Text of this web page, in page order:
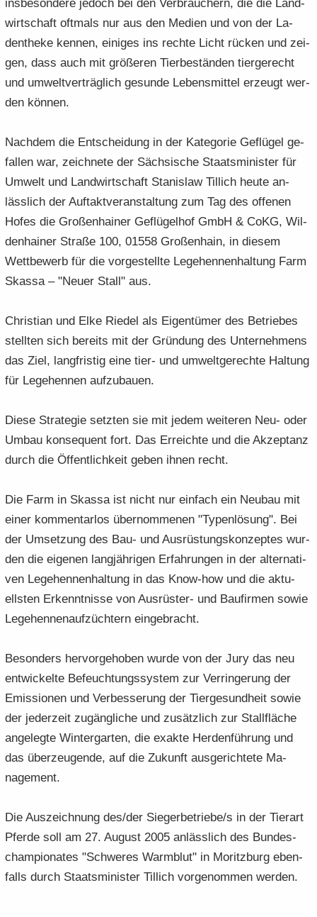
ins­be­son­de­re je­doch bei den Ver­brau­chern, die die Land­
wirt­schaft oft­mals nur aus den Me­di­en und von der La­
den­the­ke ken­nen, ei­ni­ges ins rech­te Licht rü­cken und zei­
gen, dass auch mit grö­ße­ren Tier­be­stän­den tier­ge­recht
und um­welt­ver­träg­lich ge­sun­de Le­bens­mit­tel er­zeugt wer­
den kön­nen.
Nach­dem die Ent­schei­dung in der Ka­te­go­rie Ge­flü­gel ge­
fal­len war, zeich­ne­te der Säch­si­sche Staats­mi­nis­ter für
Um­welt und Land­wirt­schaft Sta­nislaw Til­lich heute an­
läss­lich der Auf­takt­ver­an­stal­tung zum Tag des of­fe­nen
Hofes die Gro­ßen­hai­ner Ge­flü­gel­hof GmbH & CoKG, Wil­
den­hai­ner Stra­ße 100, 01558 Gro­ßen­hain, in die­sem
Wett­be­werb für die vor­ge­stell­te Le­ge­hen­nen­hal­tung Farm
Skas­sa – "Neuer Stall" aus.
Chris­ti­an und Elke Rie­del als Ei­gen­tü­mer des Be­trie­bes
stell­ten sich be­reits mit der Grün­dung des Un­ter­neh­mens
das Ziel, lang­fris­tig eine tier- und um­welt­ge­rech­te Hal­tung
für Le­ge­hen­nen auf­zu­bau­en.
Diese Stra­te­gie setz­ten sie mit jedem wei­te­ren Neu- oder
Umbau kon­se­quent fort. Das Er­reich­te und die Ak­zep­tanz
durch die Öf­fent­lich­keit geben ihnen recht.
Die Farm in Skas­sa ist nicht nur ein­fach ein Neu­bau mit
einer kom­men­tar­los über­nom­me­nen "Ty­pen­lö­sung". Bei
der Um­set­zung des Bau- und Aus­rüs­tungs­kon­zep­tes wur­
den die ei­ge­nen lang­jäh­ri­gen Er­fah­run­gen in der al­ter­na­ti­
ven Le­ge­hen­nen­hal­tung in das Know-​how und die ak­tu­
ells­ten Er­kennt­nis­se von Ausrüster-​ und Bau­fir­men sowie
Le­ge­hen­nen­auf­züch­tern ein­ge­bracht.
Be­son­ders her­vor­ge­ho­ben wurde von der Jury das neu
ent­wi­ckel­te Be­feuch­tungs­sys­tem zur Ver­rin­ge­rung der
Emis­sio­nen und Ver­bes­se­rung der Tier­ge­sund­heit sowie
der je­der­zeit zu­gäng­li­che und zu­sätz­lich zur Stall­flä­che
an­ge­leg­te Win­ter­gar­ten, die ex­ak­te Her­den­füh­rung und
das über­zeu­gen­de, auf die Zu­kunft aus­ge­rich­te­te Ma­
nage­ment.
Die Aus­zeich­nung des/der Sie­ger­be­trie­be/s in der Tier­art
Pfer­de soll am 27. Au­gust 2005 an­läss­lich des Bun­de­s­
cham­pio­na­tes "Schwe­res Warm­blut" in Mo­ritz­burg eben­
falls durch Staats­mi­nis­ter Til­lich vor­ge­nom­men wer­den.